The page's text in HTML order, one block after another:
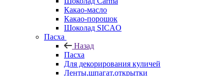
Какао-масло
Какао-порошок
Шоколад SICAO
Пасха
Назад
Пасха
Для декорирования куличей
Ленты,шпагат,открытки